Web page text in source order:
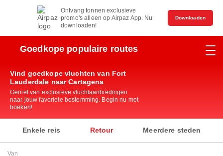
Ontvang tonnen exclusieve
promo's alleen op Airpaz App. Nu
downloaden!
Downloaden
Goedkope populaire routes
Vind goedkope vluchten van Fort
Lauderdale naar Cartagena
Geniet van exclusieve vluchtaanbiedingen
naar jouw favoriete bestemming. Begin nu met
boeken!
Enkele reis Retour Meerdere steden
Van